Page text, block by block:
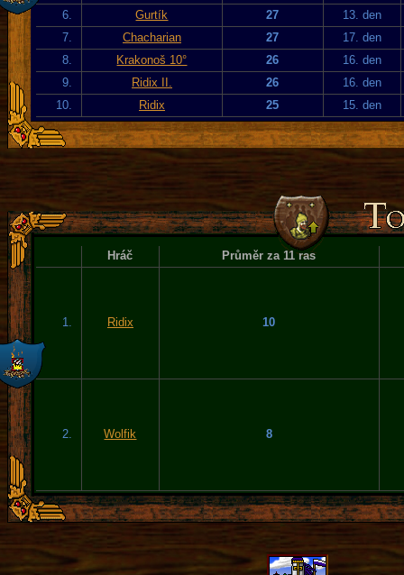
6.
Gurtík 27
13. den
7.
Chacharian 27
17. den
8.
Krakonoš 10° 26
16. den
9.
Ridix II. 26
16. den
10.
Ridix 25 15. den
Hráč Průměr za 11 ras
1. Ridix 10
2. Wolfik 8